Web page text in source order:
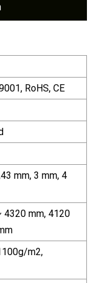
RoHS, CE
mm, 3 mm, 4
4320 mm, 4120
m2,